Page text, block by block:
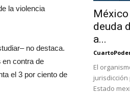
la violencia
no destaca.
en contra de
el 3 por ciento de
deuda
a...
El
Estado